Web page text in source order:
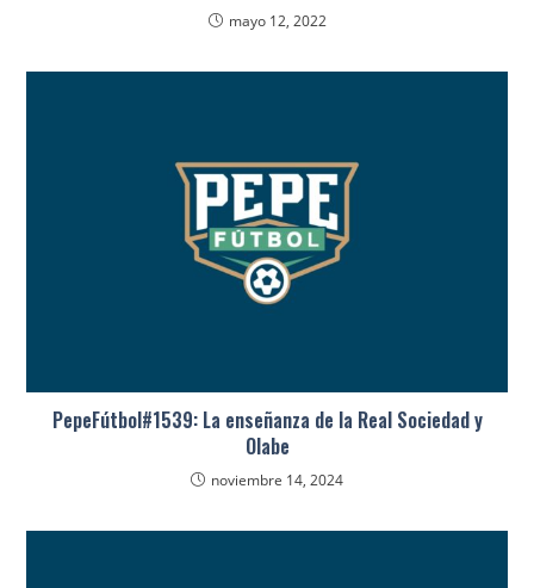
mayo 12, 2022
PepeFútbol#1539: La enseñanza de la Real Sociedad y
Olabe
noviembre 14, 2024